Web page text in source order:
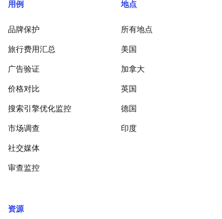
用例
品牌保护
旅行费用汇总
广告验证
价格对比
搜索引擎优化监控
市场调查
社交媒体
审查监控
地点
所有地点
美国
加拿大
英国
德国
印度
资源